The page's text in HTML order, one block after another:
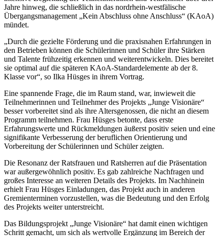
Jahre hinweg, die schließlich in das nordrhein-westfälische
Übergangsmanagement „Kein Abschluss ohne Anschluss“ (KAoA)
mündet.
„Durch die gezielte Förderung und die praxisnahen Erfahrungen in
den Betrieben können die Schülerinnen und Schüler ihre Stärken
und Talente frühzeitig erkennen und weiterentwickeln. Dies bereitet
sie optimal auf die späteren KAoA-Standardelemente ab der 8.
Klasse vor“, so Ilka Hüsges in ihrem Vortrag.
Eine spannende Frage, die im Raum stand, war, inwieweit die
Teilnehmerinnen und Teilnehmer des Projekts „Junge Visionäre“
besser vorbereitet sind als ihre Altersgenossen, die nicht an diesem
Programm teilnehmen. Frau Hüsges betonte, dass erste
Erfahrungswerte und Rückmeldungen äußerst positiv seien und eine
signifikante Verbesserung der beruflichen Orientierung und
Vorbereitung der Schülerinnen und Schüler zeigten.
Die Resonanz der Ratsfrauen und Ratsherren auf die Präsentation
war außergewöhnlich positiv. Es gab zahlreiche Nachfragen und
großes Interesse an weiteren Details des Projekts. Im Nachhinein
erhielt Frau Hüsges Einladungen, das Projekt auch in anderen
Gremienterminen vorzustellen, was die Bedeutung und den Erfolg
des Projekts weiter unterstreicht.
Das Bildungsprojekt „Junge Visionäre“ hat damit einen wichtigen
Schritt gemacht, um sich als wertvolle Ergänzung im Bereich der